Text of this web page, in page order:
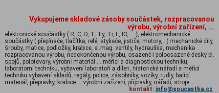
Vykupujeme skladové zásoby součástek, rozpracovanou
výrobu, výrobní zařízení, ...
elektronické součástky ( R, C, D, T, Ty, Tr, L, IO, ... ), elektromechanické
součástky ( přepínače, tlačítka, relé, stykače, jističe, motory, ..) mechanické díly,
šrouby, matice, podložky, krabice, el.mag. ventily, hydraulika, mechanika
rozpracovanou výrobu, nedokončenou výrobu, osazené i poloosazené desky pl.
spojů, polotovary, výrobní materiál ... měřící a diagnostickou techniku,
laboratorní techniku, vybavení laboratoří a dílen, historické nářadí a měřící
techniku vybavení skladů, regály, police, zásobníky, vozíky, rudly, balící
materiál, přepravky, krabice ... výrobní zařízení, přípravky, nářadí, stroje ...
kontakt: info@soucastka.cz